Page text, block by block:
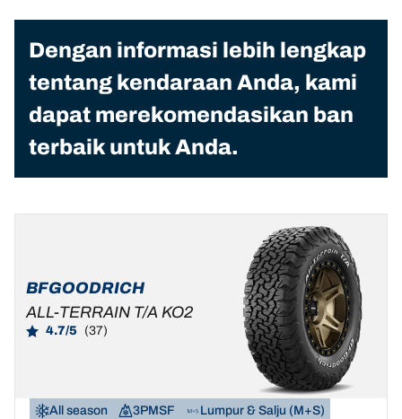
Dengan informasi lebih lengkap
tentang kendaraan Anda, kami
dapat merekomendasikan ban
terbaik untuk Anda.
BFGOODRICH
ALL-TERRAIN T/A KO2
4.7/5 (37)
All season 3PMSF
Lumpur & Salju (M+S)